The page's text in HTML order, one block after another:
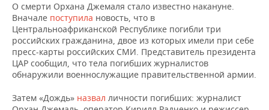
О смерти Орхана Джемаля стало известно накануне.
Вначале поступила новость, что в
Центральноафриканской Республике погибли три
российских гражданина, двое из которых имели при себе
пресс-карты российских СМИ. Представитель президента
ЦАР сообщил, что тела погибших журналистов
обнаружили военнослужащие правительственной армии.
Затем «Дождь» назвал личности погибших: журналист